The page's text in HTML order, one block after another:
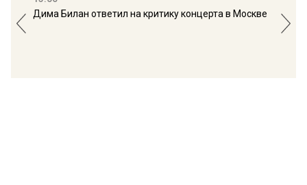
Дима Билан ответил на критику концерта в Москве